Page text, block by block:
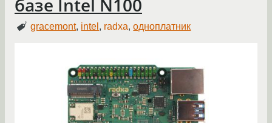
базе Intel N100
gracemont, intel , radxa,одноплатник